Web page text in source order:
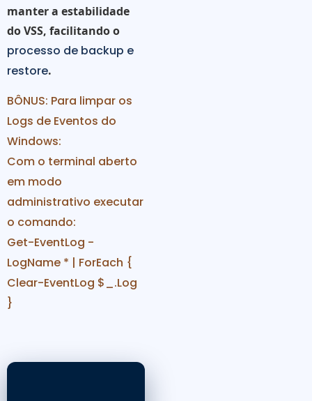
manter a estabilidade
do VSS, facilitando o
processo de backup e
restore.
BÔNUS: Para limpar os
Logs de Eventos do
Windows:
Com o terminal aberto
em modo
administrativo executar
o comando:
Get-EventLog -
LogName * | ForEach {
Clear-EventLog $_.Log
}